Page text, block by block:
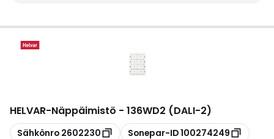
HELVAR-Näppäimistö - 136WD2 (DALI-2)
Kopioi
Sähkönro 2602230 Kopioi
Sonepar-ID100274249